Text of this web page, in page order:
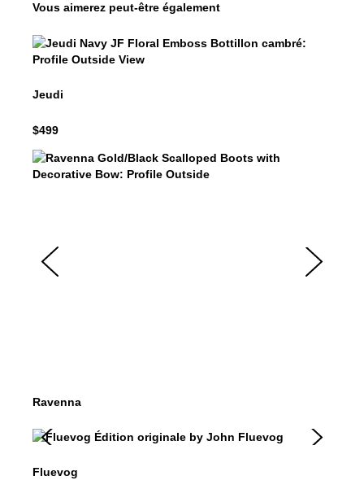
Vous aimerez peut-être également
Jeudi
$499
Ravenna
Fluevog